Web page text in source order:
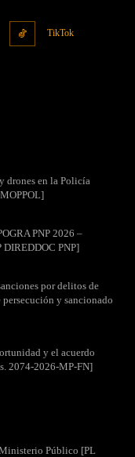
TikTok
drones en la Policía
PNP 2026 –
PNP]
por delitos de
y sancionado
y el acuerdo
2074-2026-MP-FN]
Público [PL